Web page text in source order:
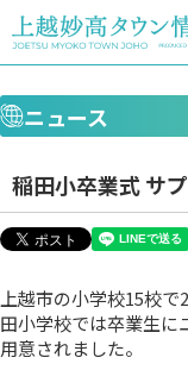
ニュース
稲田小卒業式 サ
上越市の小学校15校
田小学校では卒業生に
用意されました。